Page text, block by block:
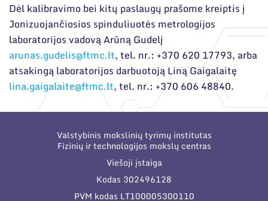
Dėl kalibravimo bei kitų paslaugų prašome kreiptis į
Jonizuojančiosios spinduliuotės metrologijos
laboratorijos vadovą Arūną Gudelį
arunas.gudelis@ftmc.lt, tel. nr.: +370 620 17793, arba
atsakingą laboratorijos darbuotoją Liną Gaigalaitę
lina.gaigalaite@ftmc.lt, tel. nr.: +370 606 48840.
Valstybinis mokslinių tyrimų institutas
Fizinių ir technologijos mokslų centras
Viešoji įstaiga
Kodas 302496128
PVM kodas LT100005300110